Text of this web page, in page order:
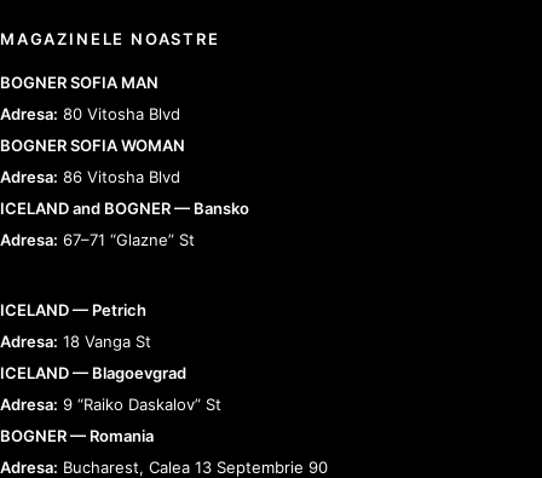
MAGAZINELE NOASTRE
BOGNER SOFIA MAN
Adresa: 80 Vitosha Blvd
BOGNER SOFIA WOMAN
Adresa: 86 Vitosha Blvd
ICELAND and BOGNER — Bansko
Adresa: 67–71 “Glazne” St
ICELAND — Petrich
Adresa: 18 Vanga St
ICELAND — Blagoevgrad
Adresa: 9 “Raiko Daskalov” St
BOGNER — Romania
Adresa: Bucharest, Calea 13 Septembrie 90